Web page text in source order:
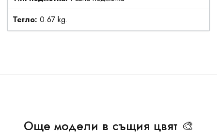
Тегло: 0.67 kg.
Още модели в същия цвят 🎨